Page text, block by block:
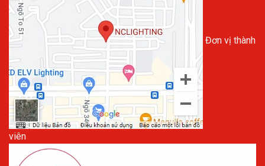
Đơn vị thành
viên